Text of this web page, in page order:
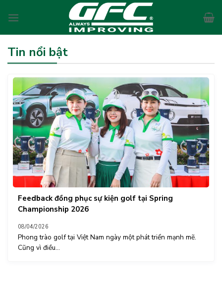
Tin nổi bật
Feedback đồng phục sự kiện golf tại Spring
Championship 2026
08/04/2026
Phong trào golf tại Việt Nam ngày một phát triển mạnh mẽ.
Cũng vì điều...